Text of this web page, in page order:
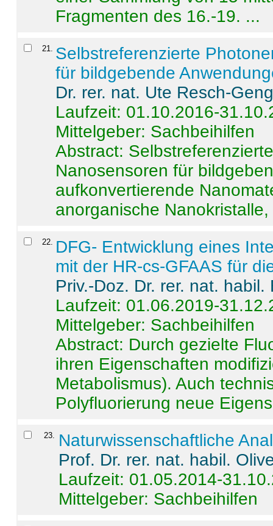
Fragmenten des 16.-19. ...
21
Selbstreferenzierte
für bildgebende
Dr. rer. nat. Ute Resch-
Laufzeit: 01.10.2016-
Mittelgeber: Sachbeihilfen
Abstract:
Nanosensoren für
aufkonvertierende
anorganische
22
DFG- Entwicklung eines
mit der HR-cs-GFAAS für
Priv.-Doz. Dr. rer. nat.
Laufzeit: 01.06.2019-
Mittelgeber: Sachbeihilfen
Abstract: Durch gezielte
ihren Eigenschaften
Metabolismus). Auch
Polyfluorierung neue
23. Naturwissenschaftliche
Prof. Dr. rer. nat. habil.
Laufzeit: 01.05.2014-
Mittelgeber: Sachbeihilfen